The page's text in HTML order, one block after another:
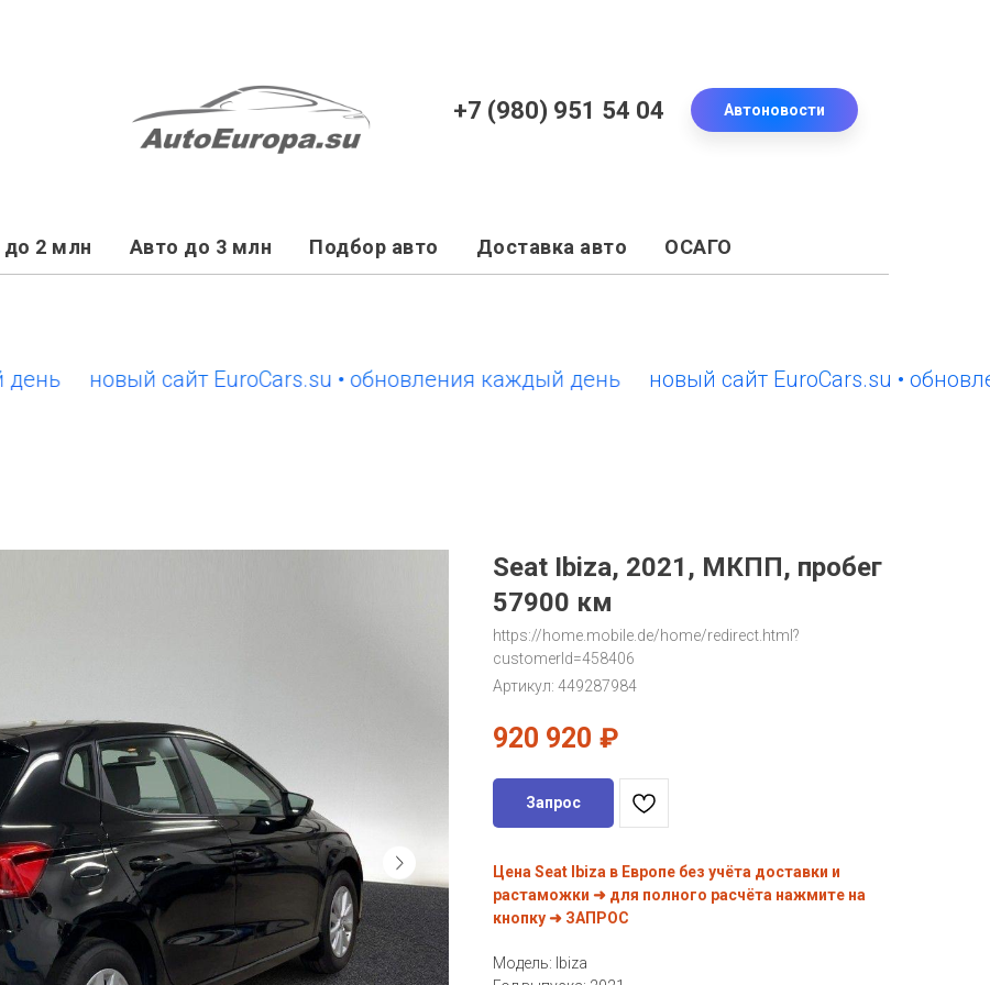
+7 (980) 951 54 04 Автоновости
2 млн Авто до 3 млн Подбор авто Доставка авто ОСАГО
новый сайт EuroCars.su • обновления каждый день новый сайт EuroCars.su • обновления
Seat Ibiza, 2021, МКПП, пробег
57900 км
https://home.mobile.de/home/redirect.html?
customerId=458406
Артикул: 449287984
920 920 ₽
Запрос
Цена Seat Ibiza в Европе без учёта доставки и
растаможки ➜ для полного расчёта нажмите на
кнопку ➜ ЗАПРОС
Модель: Ibiza